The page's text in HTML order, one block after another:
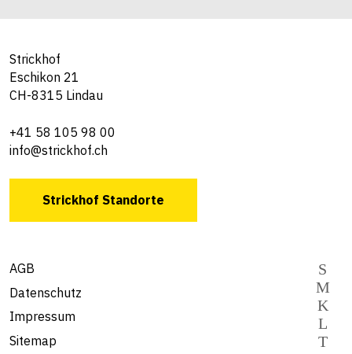
Strickhof
Eschikon 21
CH-8315 Lindau
+41 58 105 98 00
info@strickhof.ch
Strickhof Standorte
AGB
Datenschutz
Impressum
Sitemap